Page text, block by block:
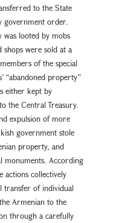
to the State
government order.
looted by mobs
shops were sold at a
of the special
“abandoned property”
either kept by
the Central Treasury.
expulsion of more
government stole
property, and
monuments. According
actions collectively
transfer of individual
Armenian to the
through a carefully